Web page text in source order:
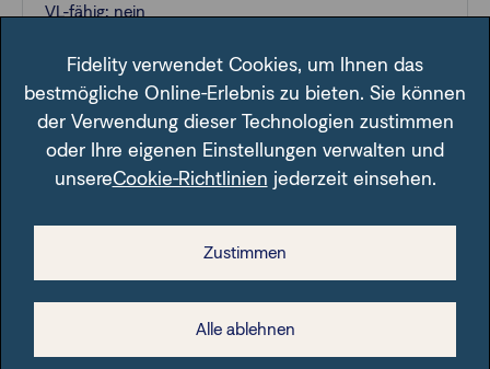
VL-fähig: nein
Fidelity verwendet Cookies, um Ihnen das
bestmögliche Online-Erlebnis zu bieten. Sie können
der Verwendung dieser Technologien zustimmen
oder Ihre eigenen Einstellungen verwalten und
unsereCookie-Richtlinien jederzeit einsehen.
Zustimmen
Alle ablehnen